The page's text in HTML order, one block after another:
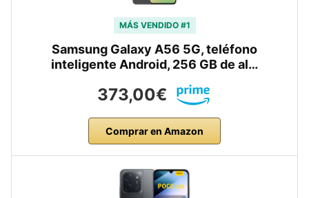
MÁS VENDIDO #1
Samsung Galaxy A56 5G, teléfono
inteligente Android, 256 GB de al…
373,00€
Comprar en Amazon